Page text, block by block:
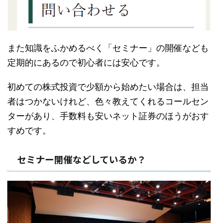
また知識をふかめるべく「セミナー」の開催なども
定期的にあるので初心者には安心です。
初めての株式投資で少額から始めたい場合は、担当
者はつかないけれど、色々教えてくれるコールセン
ターがあり、手数料も安いネット証券のほうがおす
すめです。
セミナー開催などしているか？